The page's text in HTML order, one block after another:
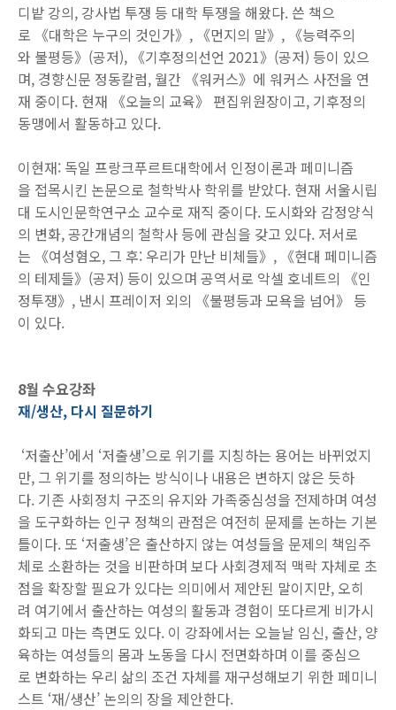
디밭 강의, 강사법 투쟁 등 대학 투쟁을 해왔다. 쓴 책으
로 《대학은 누구의 것인가》, 《먼지의 말》, 《능력주의
와 불평등》(공저), 《기후정의선언 2021》(공저) 등이 있으
며, 경향신문 정동칼럼, 월간 《워커스》에 워커스 사전을 연
재 중이다. 현재 《오늘의 교육》 편집위원장이고, 기후정의
동맹에서 활동하고 있다.
이현재: 독일 프랑크푸르트대학에서 인정이론과 페미니즘
을 접목시킨 논문으로 철학박사 학위를 받았다. 현재 서울시립
대 도시인문학연구소 교수로 재직 중이다. 도시화와 감정양식
의 변화, 공간개념의 철학사 등에 관심을 갖고 있다. 저서로
는 《여성혐오, 그 후: 우리가 만난 비체들》, 《현대 페미니즘
의 테제들》(공저) 등이 있으며 공역서로 악셀 호네트의 《인
정투쟁》, 낸시 프레이저 외의 《불평등과 모욕을 넘어》 등
이 있다.
8월 수요강좌
재/생산, 다시 질문하기
‘저출산’에서 ‘저출생’으로 위기를 지칭하는 용어는 바뀌었지
만, 그 위기를 정의하는 방식이나 내용은 변하지 않은 듯하
다. 기존 사회정치 구조의 유지와 가족중심성을 전제하며 여성
을 도구화하는 인구 정책의 관점은 여전히 문제를 논하는 기본
틀이다. 또 ‘저출생’은 출산하지 않는 여성들을 문제의 책임주
체로 소환하는 것을 비판하며 보다 사회경제적 맥락 자체로 초
점을 확장할 필요가 있다는 의미에서 제안된 말이지만, 오히
려 여기에서 출산하는 여성의 활동과 경험이 또다르게 비가시
화되고 마는 측면도 있다. 이 강좌에서는 오늘날 임신, 출산, 양
육하는 여성들의 몸과 노동을 다시 전면화하며 이를 중심으
로 변화하는 우리 삶의 조건 자체를 재구성해보기 위한 페미니
스트 ‘재/생산’ 논의의 장을 제안한다.